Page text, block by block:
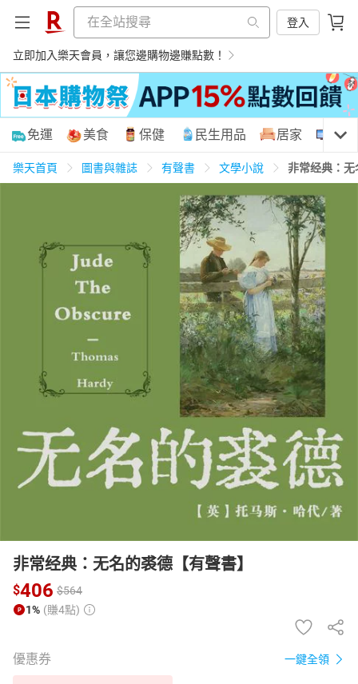
登入
立即加入樂天會員，讓您邊購物邊賺點數！
購物網分類
養生保健 民生用品
居家生活 運動休閒 親子玩具
化妝保養 情趣用品
免運 美食 保健 民生用品 居家 3C
樂天首頁 圖書與雜誌 有聲書 文學小說 非常经典：
非常经典：无名的裘德【有聲書】
$406 $564
1% (賺4點)
優惠券 一鍵全領